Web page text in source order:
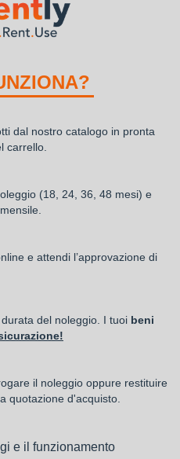
dal nostro catalogo in pronta
carrello.
(18, 24, 36, 48 mesi) e
e attendi l’approvazione di
del noleggio. I tuoi beni
il noleggio oppure restituire
quotazione d'acquisto.
e il funzionamento